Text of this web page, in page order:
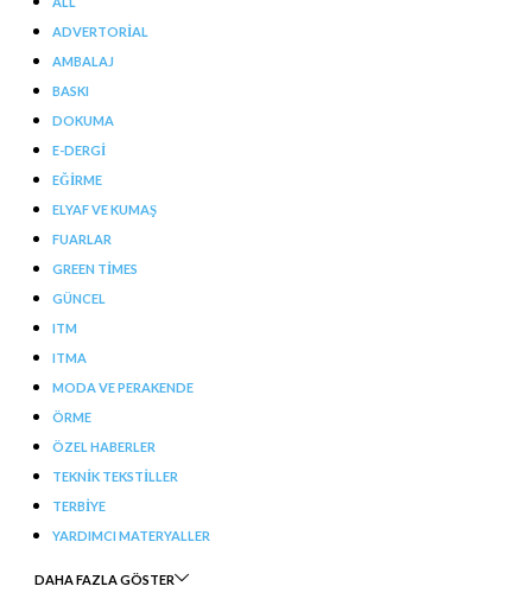
ADVERTORIAL
AMBALAJ
BASKI
DOKUMA
E-DERGI
EĞIRME
ELYAF VE KUMAŞ
FUARLAR
GREEN TIMES
GÜNCEL
ITM
ITMA
MODA VE PERAKENDE
ÖRME
ÖZEL HABERLER
TEKNIK TEKSTILLER
TERBIYE
YARDIMCI MATERYALLER
DAHA FAZLA GÖSTER